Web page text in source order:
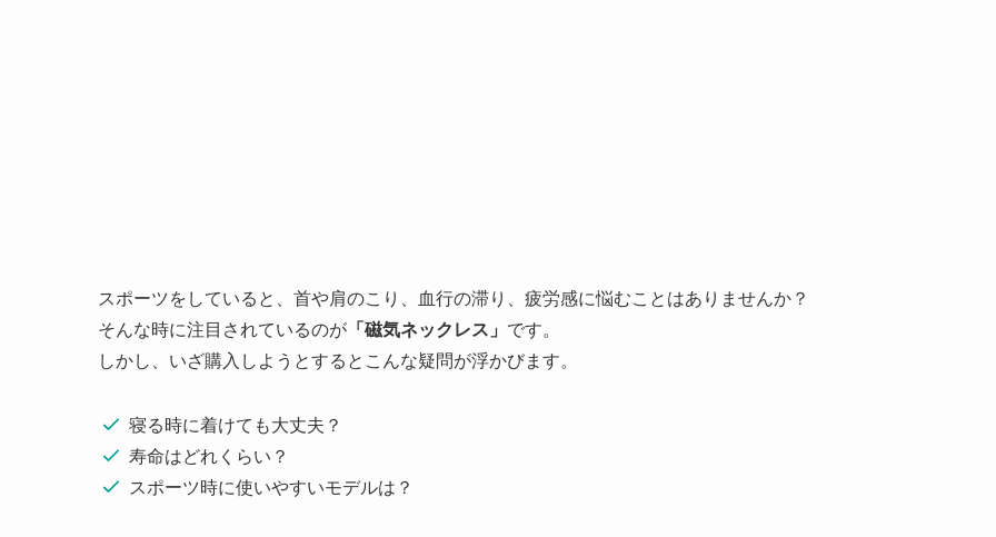
スポーツをしていると、首や肩のこり、血行の滞り、疲労感に悩むことはありませんか？
そんな時に注目されているのが 「磁気ネックレス」 です。
しかし、いざ購入しようとするとこんな疑問が浮かびます。
寝る時に着けても大丈夫？
寿命はどれくらい？
スポーツ時に使いやすいモデルは？